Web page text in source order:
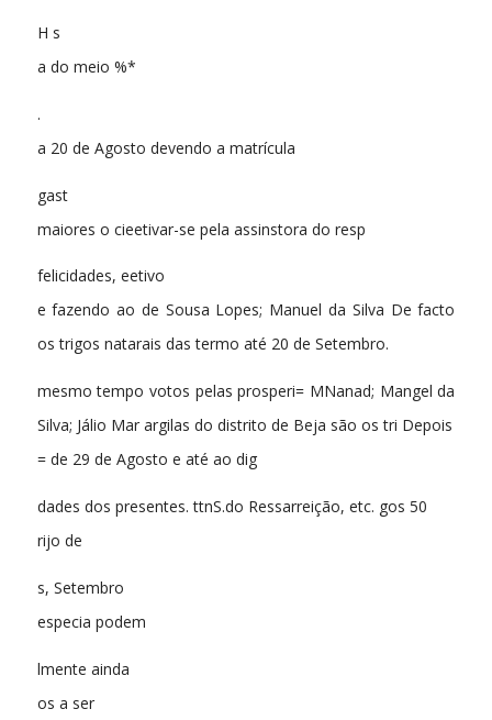
H s
a do meio %*
.
a 20 de Agosto devendo a matrícula
gast
maiores o cieetivar-se pela assinstora do resp
felicidades, eetivo
e fazendo ao de Sousa Lopes; Manuel da Silva De facto
os trigos natarais das termo até 20 de Setembro.
mesmo tempo votos pelas prosperi= MNanad; Mangel da
Silva; Jálio Mar argilas do distrito de Beja são os tri Depois
= de 29 de Agosto e até ao dig
dades dos presentes. ttnS.do Ressarreição, etc. gos 50
rijo de
s, Setembro
especia podem
lmente ainda
os a ser